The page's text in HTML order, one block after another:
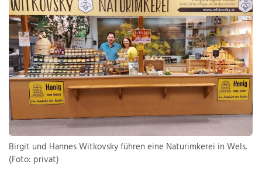
Birgit und Hannes Witkovsky führen eine Naturimkerei in Wels.
(Foto: privat)